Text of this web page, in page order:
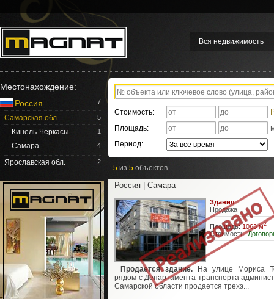
Вся недвижимость
Местонахождение:
Россия
7
Самарская обл. 5
Кинель-Черкасы 1
Самара 4
Ярославская обл. 2
Стоимость:
Площадь:
Период:
5 из 5 объектов
Россия | Самара
Здания
Продажа
Площадь:1063 м2
Стоимость:
Продается здание. На улице Мориса
рядом с Департамента транспорта
Самарской области продается трехэ...